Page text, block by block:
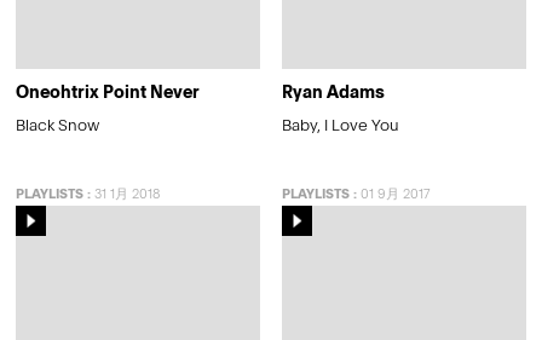
Oneohtrix Point Never
Black Snow
Ryan Adams
Baby, I Love You
PLAYLISTS : 31 1月 2018 PLAYLISTS:01 9月 2017